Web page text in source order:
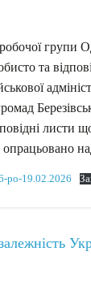
групи
та
листи
po-19.02.2026